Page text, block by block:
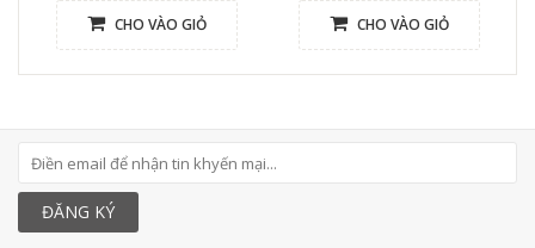
CHO VÀO GIỎ CHO VÀO GIỎ
ĐĂNG KÝ